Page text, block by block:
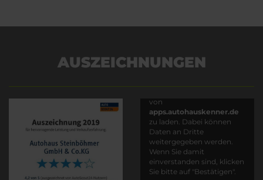
AUSZEICHNUNGEN
von
apps.autohauskenner.de
zu laden. Dabei können
Daten an Dritte
weitergegeben werden.
Wenn Sie damit
einverstanden sind, klicken
Sie bitte auf "Bestätigen".